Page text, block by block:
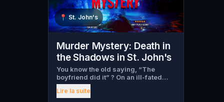
📍 St. John's
Murder Mystery: Death in
the Shadows in St. John's
You know the old saying, “The
boyfriend did it” ? On an ill-fated
night, love goes terribly wrong for
Bella Wanderlust and Walter Bridges
Lire la suite